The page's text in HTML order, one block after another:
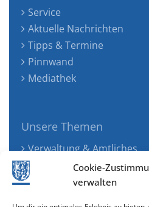
Cookie-
verwalten
Service
Aktuelle Nachrichten
Tipps & Termine
Pinnwand
Mediathek
Unsere Themen
Verwaltung & Amtliches
Jugend, Familie &
Tourismus, Freizeit &